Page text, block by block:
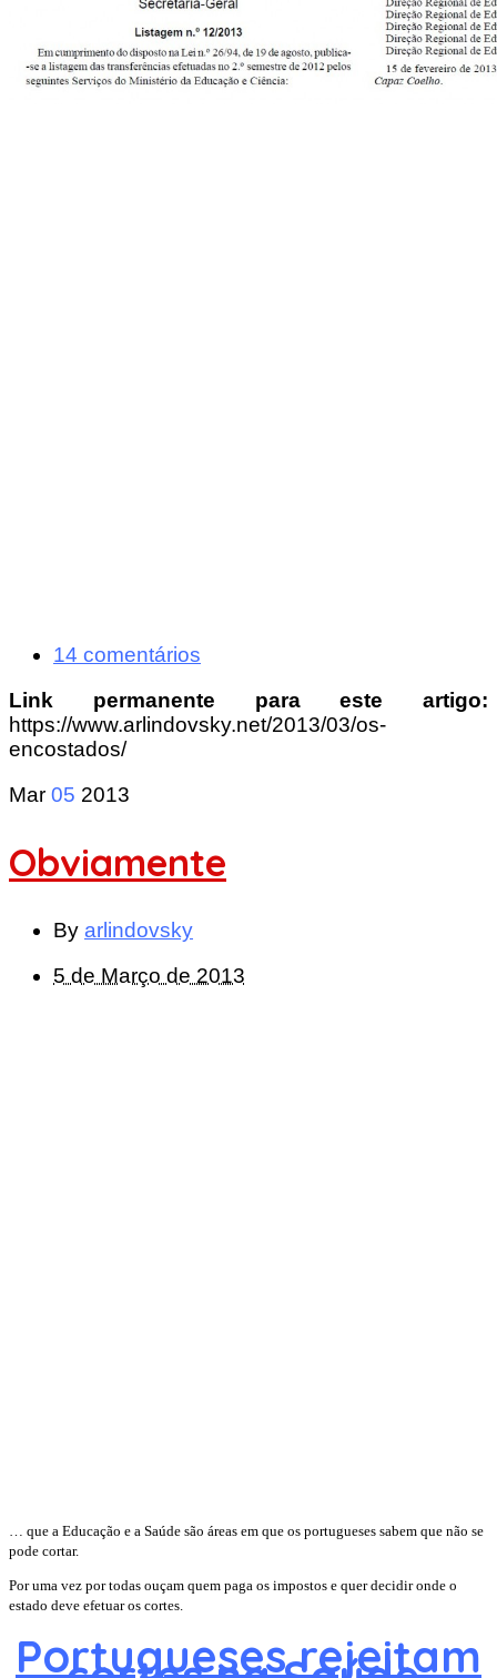
14 comentários
Link permanente para este artigo:
https://www.arlindovsky.net/2013/03/os-
encostados/
Mar 05 2013
Obviamente
By arlindovsky
5 de Março de 2013
… que a Educação e a Saúde são áreas em que os portugueses sabem que não se
pode cortar.
Por uma vez por todas ouçam quem paga os impostos e quer decidir onde o
estado deve efetuar os cortes.
Portugueses rejeitam